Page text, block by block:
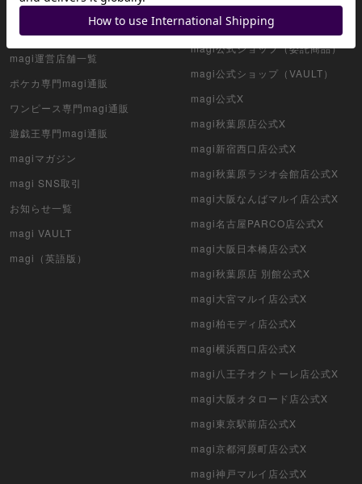
HOME
アプリ版magi
magi運営店舗一覧
ポケカ専門magi通販
ワンピース専門magi通販
遊戯王専門magi通販
magiマガジン
magi SNS取引
お知らせ一覧
magi VAULT
magi（英語版）
magi公式ショップ（コレクター向
け）
magi公式ショップ（委託商品）
magi公式ショップ（VAULT）
magi公式X
magi秋葉原店公式X
magi新宿西口店公式X
magi秋葉原ラジオ会館店公式X
magi大阪なんばマルイ店公式X
magi名古屋PARCO店公式X
magi大阪日本橋店公式X
magi秋葉原店 別館公式X
magi大宮マルイ店公式X
magi柏モディ店公式X
magi横浜西口店公式X
magi八王子オクトーレ店公式X
magi大阪オタロード店公式X
magi東京駅前店公式X
magi京都河原町店公式X
magi神戸マルイ店公式X